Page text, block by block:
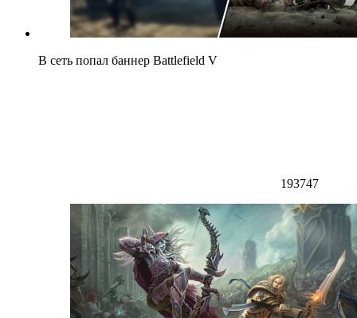
В сеть попал баннер Battlefield V
193747